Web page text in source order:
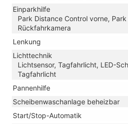
Einparkhilfe
Park Distance Control vorne,
Rückfahrkamera
Lenkung
Lichttechnik
Lichtsensor, Tagfahrlicht, LED-
Tagfahrlicht
Pannenhilfe
Scheibenwaschanlage beheizbar
Start/Stop-Automatik